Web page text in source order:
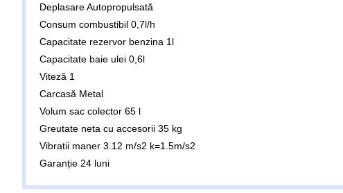
Deplasare Autopropulsată
Consum combustibil 0,7l/h
Capacitate rezervor benzina 1l
Capacitate baie ulei 0,6l
Viteză 1
Carcasă Metal
Volum sac colector 65 l
Greutate neta cu accesorii 35 kg
Vibratii maner 3.12 m/s2 k=1.5m/s2
Garanție 24 luni